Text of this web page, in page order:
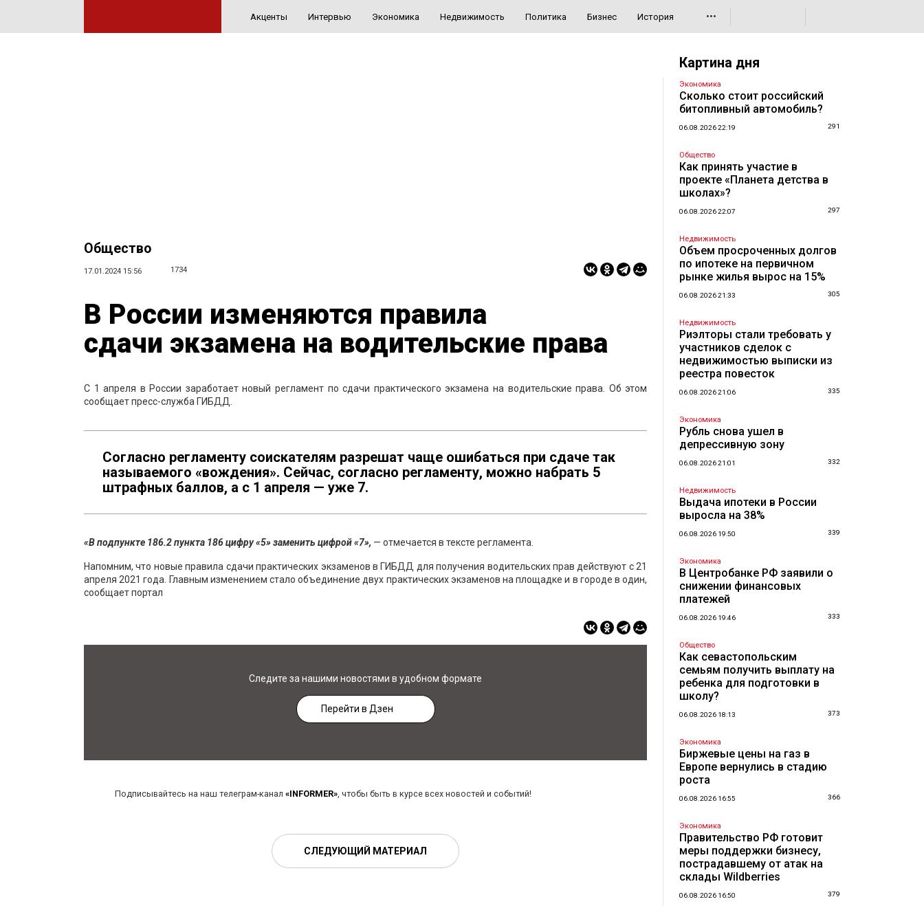
Акценты Интервью Экономика Недвижимость Политика Бизнес История •••
Общество
17.01.2024 15:56 1734
В России изменяются правила
сдачи экзамена на водительские права
C 1 апреля в России заработает новый регламент по сдачи практического экзамена на водительские права. Об этом
сообщает пресс-служба ГИБДД.
Согласно регламенту соискателям разрешат чаще ошибаться при сдаче так
называемого «вождения». Сейчас, согласно регламенту, можно набрать 5
штрафных баллов, а с 1 апреля — уже 7.
«В подпункте 186.2 пункта 186 цифру «5» заменить цифрой «7», — отмечается в тексте регламента.
Напомним, что новые правила сдачи практических экзаменов в ГИБДД для получения водительских прав действуют с 21
апреля 2021 года. Главным изменением стало объединение двух практических экзаменов на площадке и в городе в один,
сообщает портал
Следите за нашими новостями в удобном формате
Перейти в Дзен
Подписывайтесь на наш телеграм-канал «INFORMER», чтобы быть в курсе всех новостей и событий!
СЛЕДУЮЩИЙ МАТЕРИАЛ
Картина дня
Экономика
Сколько стоит российский
битопливный автомобиль?
06.08.2026 22:19 291
Общество
Как принять участие в
проекте «Планета детства в
школах»?
06.08.2026 22:07 297
Недвижимость
Объем просроченных долгов
по ипотеке на первичном
рынке жилья вырос на 15%
06.08.2026 21:33 305
Недвижимость
Риэлторы стали требовать у
участников сделок с
недвижимостью выписки из
реестра повесток
06.08.2026 21:06 335
Экономика
Рубль снова ушел в
депрессивную зону
06.08.2026 21:01 332
Недвижимость
Выдача ипотеки в России
выросла на 38%
06.08.2026 19:50 339
Экономика
В Центробанке РФ заявили о
снижении финансовых
платежей
06.08.2026 19:46 333
Общество
Как севастопольским
семьям получить выплату на
ребенка для подготовки в
школу?
06.08.2026 18:13 373
Экономика
Биржевые цены на газ в
Европе вернулись в стадию
роста
06.08.2026 16:55 366
Экономика
Правительство РФ готовит
меры поддержки бизнесу,
пострадавшему от атак на
склады Wildberries
06.08.2026 16:50 379